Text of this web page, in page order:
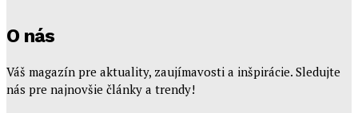
O nás
Váš magazín pre aktuality, zaujímavosti a inšpirácie. Sledujte
nás pre najnovšie články a trendy!